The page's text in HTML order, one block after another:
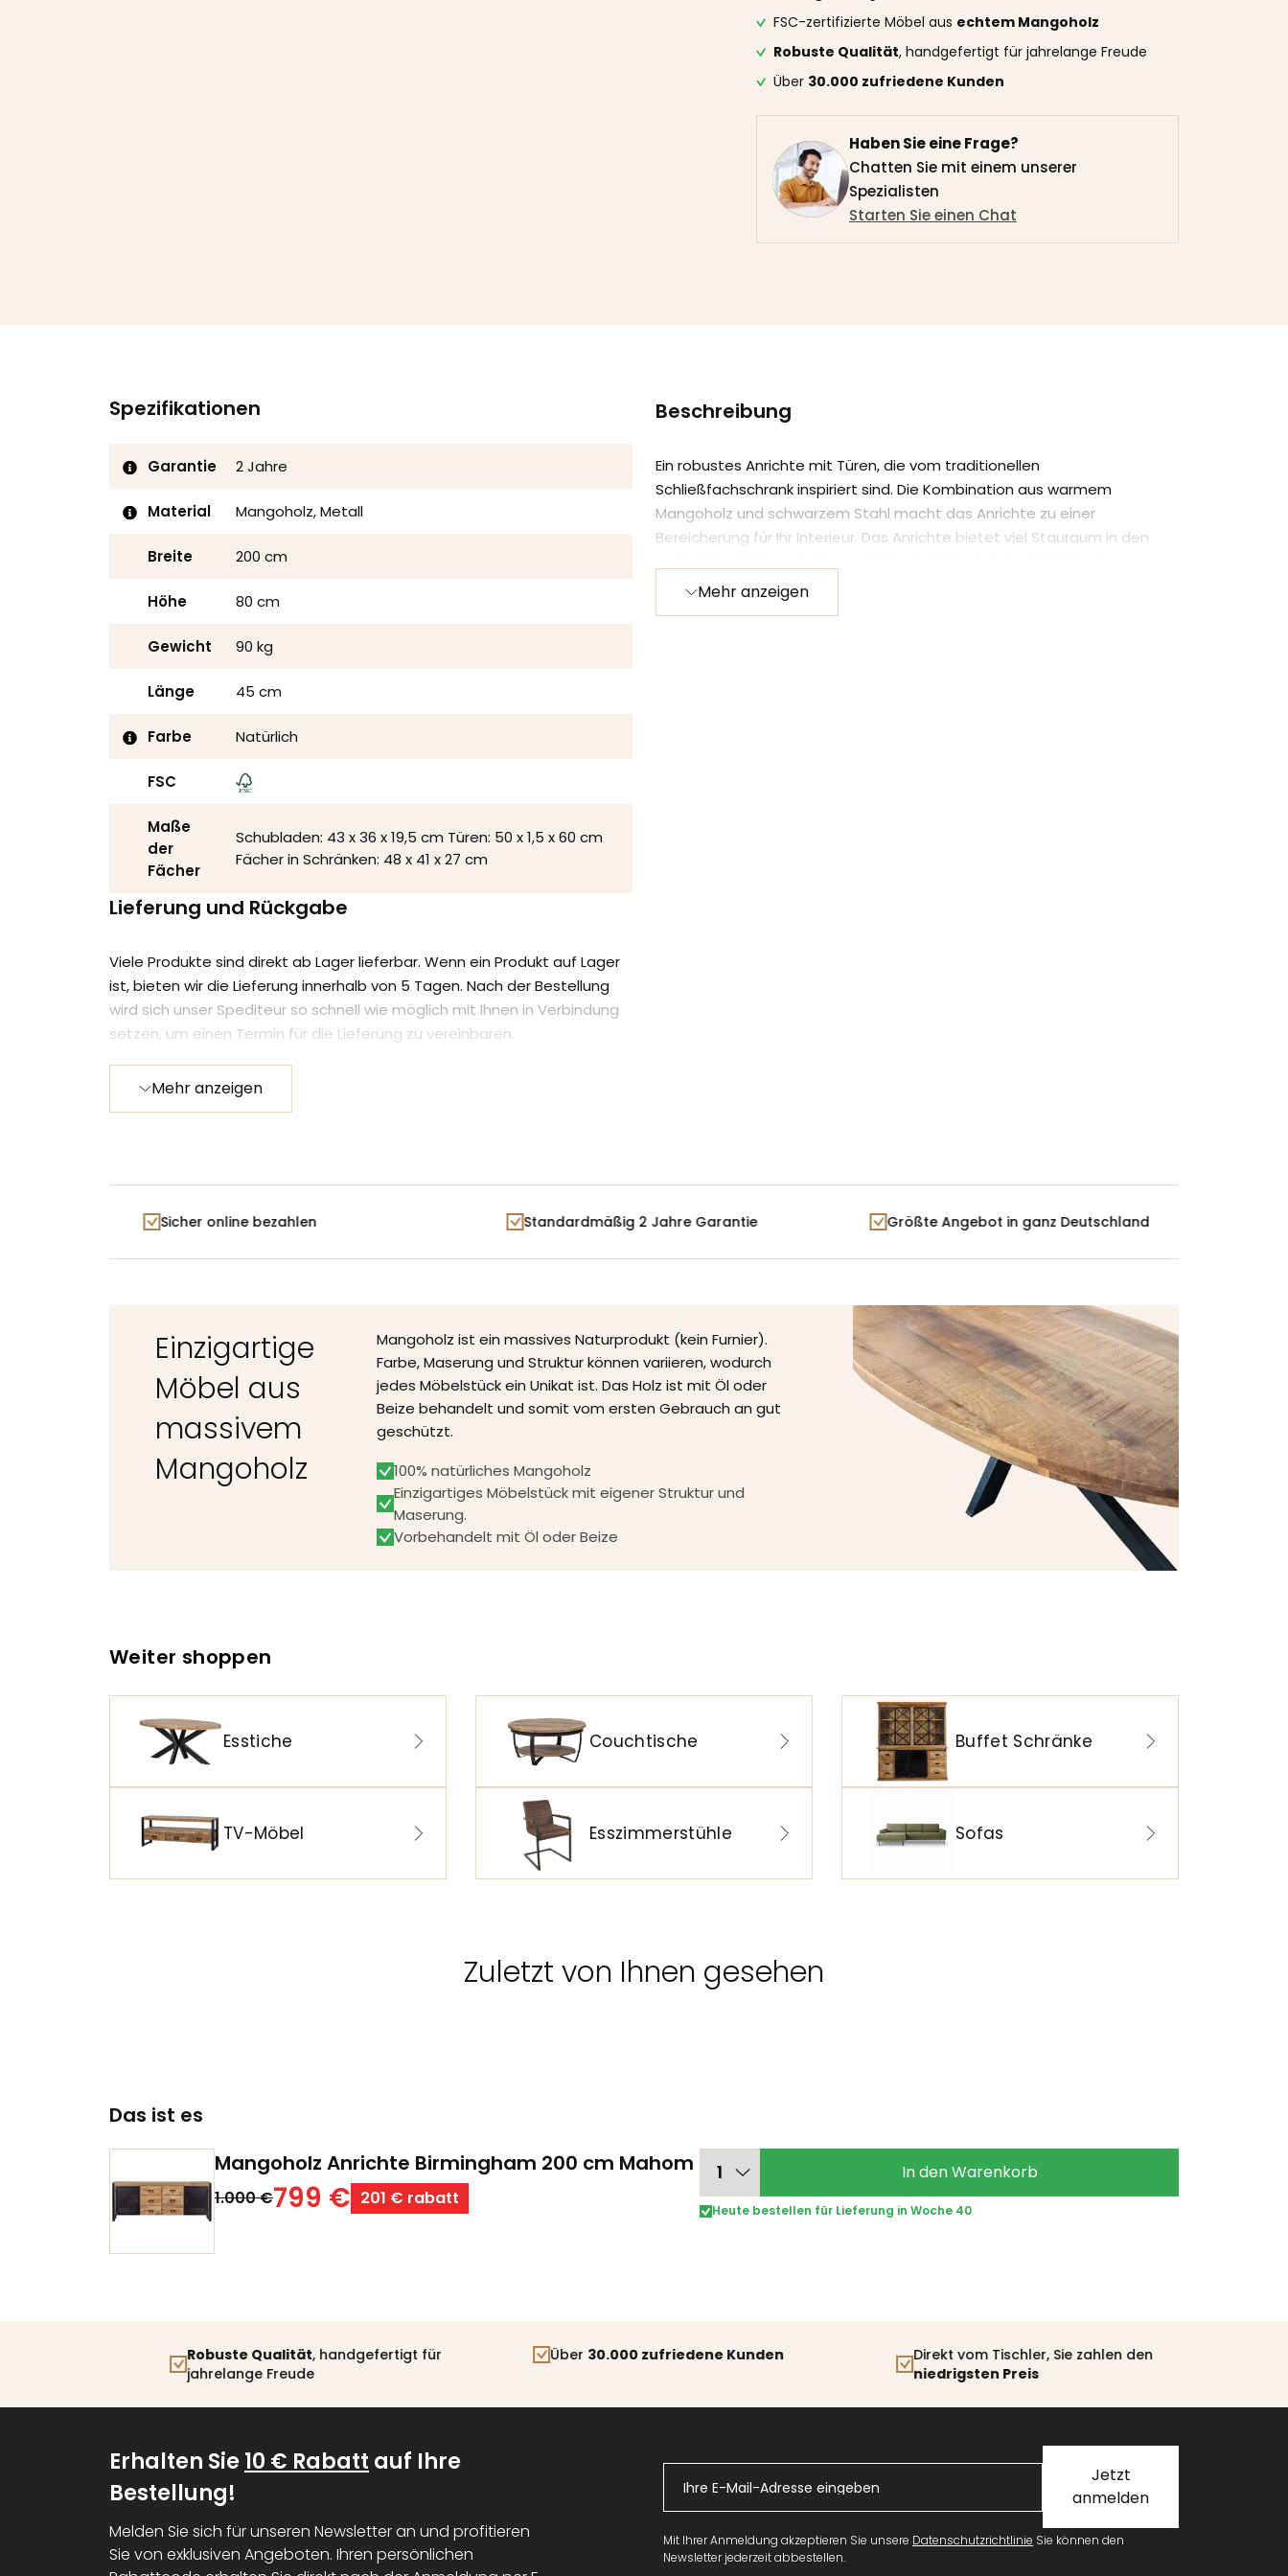
FSC-zertifizierte Möbel aus echtem Mangoholz
Robuste Qualität, handgefertigt für jahrelange Freude
Über 30.000 zufriedene Kunden
Haben Sie eine Frage?
Chatten Sie mit einem unserer
Spezialisten
Starten Sie einen Chat
Spezifikationen
Garantie 2 Jahre
Material Mangoholz, Metall
Breite 200 cm
Höhe 80 cm
Gewicht 90 kg
Länge 45 cm
Farbe Natürlich
FSC
Maße
der
Fächer
Schubladen: 43 x 36 x 19,5 cm Türen: 50 x 1,5 x 60 cm
Fächer in Schränken: 48 x 41 x 27 cm
Beschreibung
Ein robustes Anrichte mit Türen, die vom traditionellen
Schließfachschrank inspiriert sind. Die Kombination aus warmem
Mangoholz und schwarzem Stahl macht das Anrichte zu einer
Bereicherung für Ihr Interieur. Das Anrichte bietet viel Stauraum in den
Auf das massive Mangoholz werden mehrere Schichten Holzöl und ein
klares, natürliches Bienenwachs aufgetragen, um das Holz vor
Mehr anzeigen
Lieferung und Rückgabe
Viele Produkte sind direkt ab Lager lieferbar. Wenn ein Produkt auf Lager
ist, bieten wir die Lieferung innerhalb von 5 Tagen. Nach der Bestellung
wird sich unser Spediteur so schnell wie möglich mit Ihnen in Verbindung
setzen, um einen Termin für die Lieferung zu vereinbaren.
Wenn ein Produkt Nicht auf Lager ist, wird das Datum, an dem es wieder
auf Lager ist, neben dem Artikel angegeben. Nachdem Sie Ihre Bestellung
aufgegeben haben, erhalten Sie einen Link zu der Website, auf der Sie
Mehr anzeigen
Sicher online bezahlen Standardmäßig 2 Jahre Garantie Größte Angebot in ganz Deutschland
Einzigartige
Möbel aus
massivem
Mangoholz
Mangoholz ist ein massives Naturprodukt (kein Furnier).
Farbe, Maserung und Struktur können variieren, wodurch
jedes Möbelstück ein Unikat ist. Das Holz ist mit Öl oder
Beize behandelt und somit vom ersten Gebrauch an gut
geschützt.
100% natürliches Mangoholz
Einzigartiges Möbelstück mit eigener Struktur und
Maserung.
Vorbehandelt mit Öl oder Beize
Weiter shoppen
Esstiche Couchtische Buffet Schränke
TV-Möbel Esszimmerstühle Sofas
Zuletzt von Ihnen gesehen
Das ist es
Mangoholz Anrichte Birmingham 200 cm Mahom
1.000 €799 € 201 € rabatt
In den Warenkorb
Heute bestellen für Lieferung in Woche 40
Robuste Qualität , handgefertigt für
jahrelange Freude
30.000 zufriedene Kunden
Direkt vom Tischler, Sie zahlen den
niedrigsten Preis
Erhalten Sie 10 € Rabatt auf Ihre
Bestellung!
Melden Sie sich für unseren Newsletter an und profitieren
Sie von exklusiven Angeboten. Ihren persönlichen
Jetzt
anmelden
Mit Ihrer Anmeldung akzeptieren Sie unsere Datenschutzrichtlinie Sie können den
Newsletter jederzeit abbestellen.